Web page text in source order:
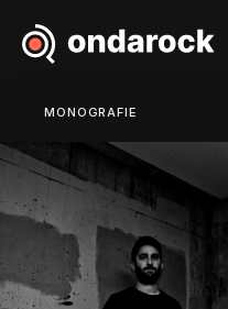
MONOGRAFIE